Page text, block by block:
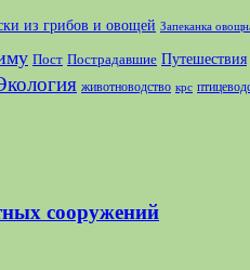
из грибов и овощей Запеканка
Пост Пострадавшие Путешествия
животноводство крс
сооружений